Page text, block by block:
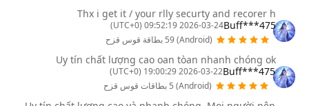
Thx i get it / your rlly securty and recorer h
Buff***475
2026-03-24 09:52:19 (UTC+0)
(Android) 59 بطاقة قوس قزح
Uy tín chất lượng cao oan tòan nhanh chóng ok
Buff***475
2026-03-22 19:00:29 (UTC+0)
(Android) 5 بطاقات قوس قزح